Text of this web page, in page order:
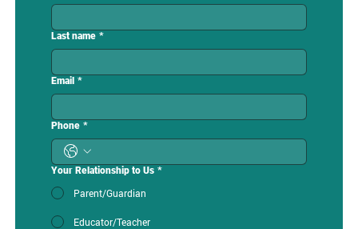
Last name *
Email *
Phone *
Your Relationship to Us *
Parent/Guardian
Educator/Teacher